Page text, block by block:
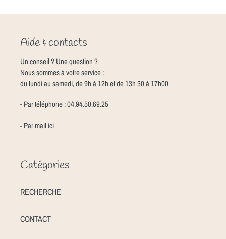
Aide & contacts
Un conseil ? Une question ?
Nous sommes à votre service :
du lundi au samedi, de 9h à 12h et de 13h 30 à 17h00
- Par téléphone : 04.94.50.69.25
- Par mail ici
Catégories
RECHERCHE
CONTACT